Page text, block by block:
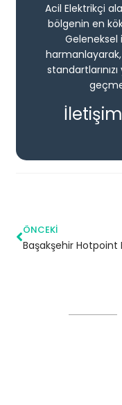
Acil Elektrikçi
bölgenin en
ÖNCEKI